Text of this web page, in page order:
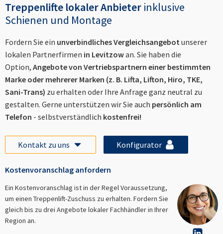
Treppenlifte lokaler Anbieter inklusive
Schienen und Montage
Fordern Sie ein unverbindliches Vergleichsangebotunserer
lokalen Partnerfirmen in Levitzowan. Sie haben die
Option, Angebote von Vertriebspartnern einer bestimmten
Marke oder mehrerer Marken (z. B. Lifta, Lifton, Hiro, TKE,
Sani-Trans) zu erhalten oder Ihre Anfrage ganz neutral zu
gestalten. Gerne unterstützen wir Sie auch persönlich am
Telefon - selbstverständlich kostenfrei!
Kontakt zu uns Konfigurator
Kostenvoranschlag anfordern
Ein Kostenvoranschlag ist in der Regel Voraussetzung,
um einen Treppenlift-Zuschuss zu erhalten. Fordern Sie
gleich bis zu drei Angebote lokaler Fachhändler in Ihrer
Region an.